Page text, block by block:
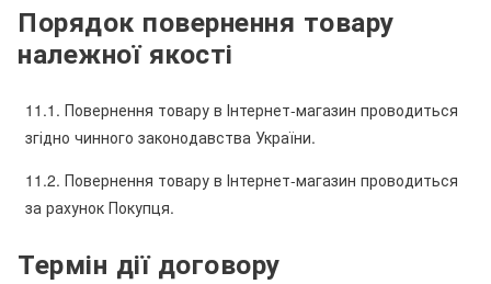
Порядок повернення товару
належної якості
11.1. Повернення товару в Інтернет-магазин проводиться
згідно чинного законодавства України.
11.2. Повернення товару в Інтернет-магазин проводиться
за рахунок Покупця.
Термін дії договору